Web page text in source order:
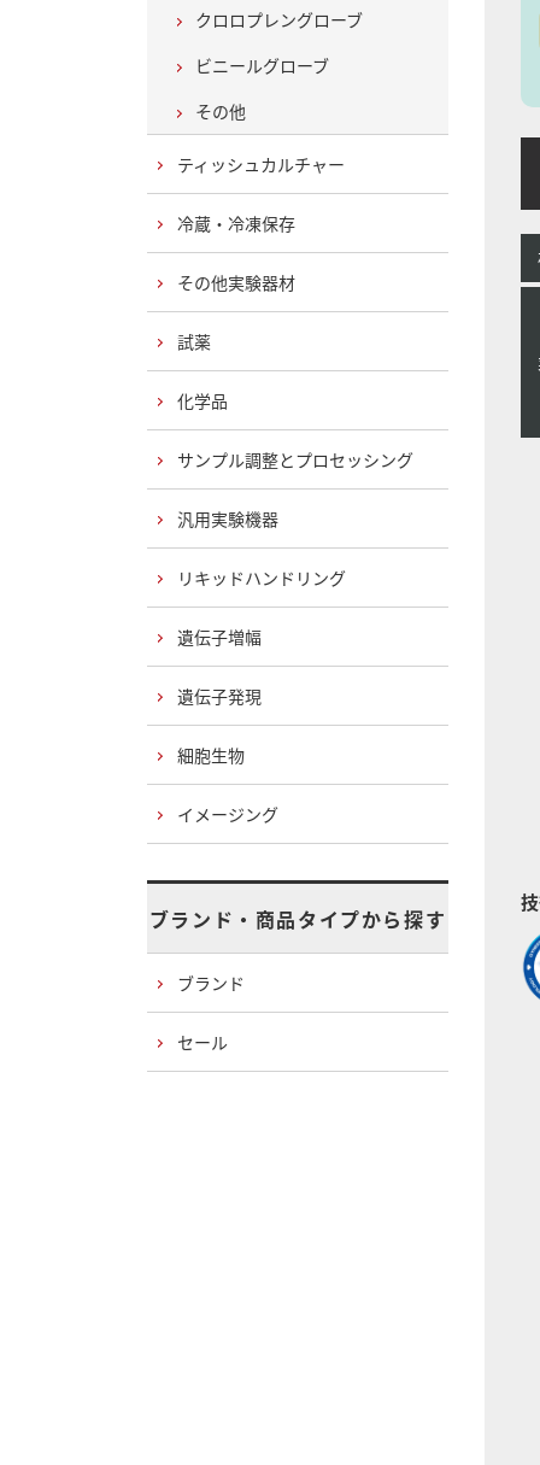
クロロプレングローブ
ビニールグローブ
その他
ティッシュカルチャー
冷蔵・冷凍保存
その他実験器材
試薬
化学品
サンプル調整とプロセッシング
汎用実験機器
リキッドハンドリング
遺伝子増幅
遺伝子発現
細胞生物
イメージング
ブランド・商品タイプから探す
ブランド
セール